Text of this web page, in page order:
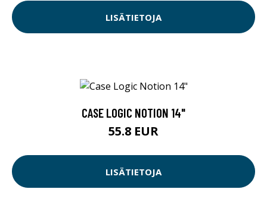
LISÄTIETOJA
CASE LOGIC NOTION 14"
55.8 EUR
LISÄTIETOJA